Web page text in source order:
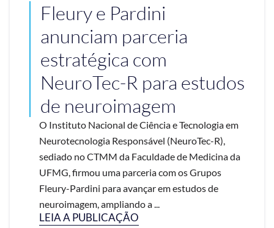
Fleury e Pardini
anunciam parceria
estratégica com
NeuroTec-R para estudos
de neuroimagem
O Instituto Nacional de Ciência e Tecnologia em
Neurotecnologia Responsável (NeuroTec-R),
sediado no CTMM da Faculdade de Medicina da
UFMG, firmou uma parceria com os Grupos
Fleury-Pardini para avançar em estudos de
neuroimagem, ampliando a ...
LEIA A PUBLICAÇÃO